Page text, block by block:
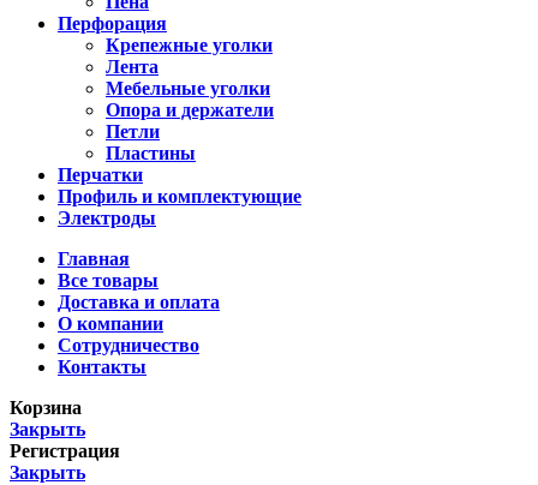
Перфорация
Крепежные уголки
Лента
Мебельные уголки
Опора и держатели
Петли
Пластины
Перчатки
Профиль и комплектующие
Электроды
Главная
Все товары
Доставка и оплата
О компании
Сотрудничество
Контакты
Корзина
Закрыть
Регистрация
Закрыть